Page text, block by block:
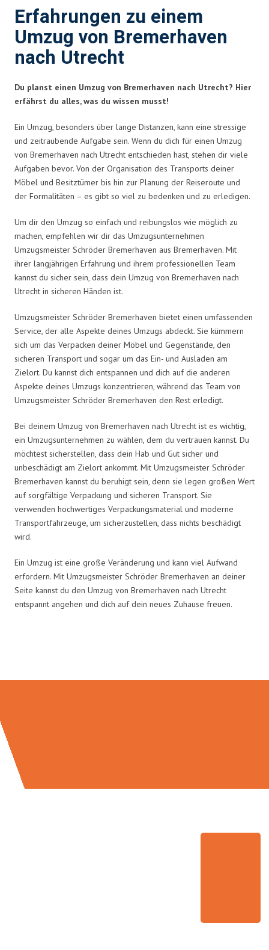
Erfahrungen zu einem
Umzug von Bremerhaven
nach Utrecht
Du planst einen Umzug von Bremerhaven nach Utrecht? Hier
erfährst du alles, was du wissen musst!
Ein Umzug, besonders über lange Distanzen, kann eine stressige
und zeitraubende Aufgabe sein. Wenn du dich für einen Umzug
von Bremerhaven nach Utrecht entschieden hast, stehen dir viele
Aufgaben bevor. Von der Organisation des Transports deiner
Möbel und Besitztümer bis hin zur Planung der Reiseroute und
der Formalitäten – es gibt so viel zu bedenken und zu erledigen.
Um dir den Umzug so einfach und reibungslos wie möglich zu
machen, empfehlen wir dir das Umzugsunternehmen
Umzugsmeister Schröder Bremerhaven aus Bremerhaven. Mit
ihrer langjährigen Erfahrung und ihrem professionellen Team
kannst du sicher sein, dass dein Umzug von Bremerhaven nach
Utrecht in sicheren Händen ist.
Umzugsmeister Schröder Bremerhaven bietet einen umfassenden
Service, der alle Aspekte deines Umzugs abdeckt. Sie kümmern
sich um das Verpacken deiner Möbel und Gegenstände, den
sicheren Transport und sogar um das Ein- und Ausladen am
Zielort. Du kannst dich entspannen und dich auf die anderen
Aspekte deines Umzugs konzentrieren, während das Team von
Umzugsmeister Schröder Bremerhaven den Rest erledigt.
Bei deinem Umzug von Bremerhaven nach Utrecht ist es wichtig,
ein Umzugsunternehmen zu wählen, dem du vertrauen kannst. Du
möchtest sicherstellen, dass dein Hab und Gut sicher und
unbeschädigt am Zielort ankommt. Mit Umzugsmeister Schröder
Bremerhaven kannst du beruhigt sein, denn sie legen großen Wert
auf sorgfältige Verpackung und sicheren Transport. Sie
verwenden hochwertiges Verpackungsmaterial und moderne
Transportfahrzeuge, um sicherzustellen, dass nichts beschädigt
wird.
Ein Umzug ist eine große Veränderung und kann viel Aufwand
erfordern. Mit Umzugsmeister Schröder Bremerhaven an deiner
Seite kannst du den Umzug von Bremerhaven nach Utrecht
entspannt angehen und dich auf dein neues Zuhause freuen.